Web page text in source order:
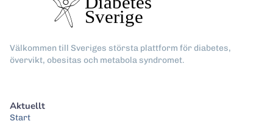
Välkommen till Sveriges största plattform för diabetes,
övervikt, obesitas och metabola syndromet.
Aktuellt
Start